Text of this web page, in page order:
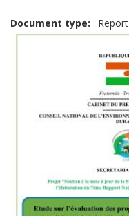
Document type Report